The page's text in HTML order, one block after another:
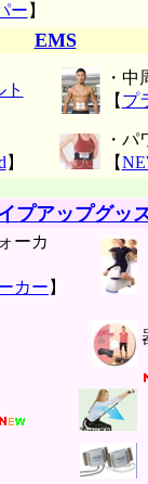
ー 】
EMS
・
【 プ
】
・
【
プアップグッ
ーカ
カー 】